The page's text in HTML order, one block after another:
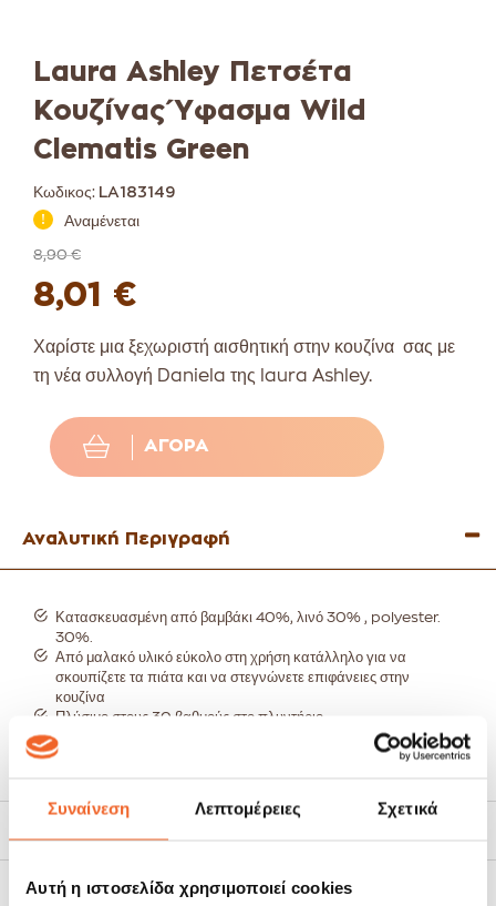
Συναίνεση Λεπτομέρειες Σχετικά
Αυτή η ιστοσελίδα χρησιμοποιεί cookies
Laura Ashley Πετσέτα
Κουζίνας Ύφασμα Wild
Clematis Green
Κωδικος: LA183149
Αναμένεται
8,90 €
8,01 €
Χαρίστε μια ξεχωριστή αισθητική στην κουζίνα σας με
τη νέα συλλογή Daniela της laura Ashley.
ΑΓΟΡΆ
Αναλυτική Περιγραφή
Κατασκευασμένη από βαμβάκι 40%, λινό 30% , polyester.
30%.
Από μαλακό υλικό εύκολο στη χρήση κατάλληλο για να
σκουπίζετε τα πιάτα και να στεγνώνετε επιφάνειες στην
κουζίνα
Πλύσιμο στους 30 βαθμούς στο πλυντήριο.
Μέγεθος: 45Χ45cm.
Χρώμα: πράσινο.
Τρόποι Αποστολής